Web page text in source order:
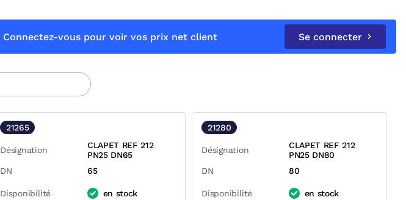
vous pour voir vos prix net client Se connecter
21265
Désignation
CLAPET REF 212
PN25 DN65
DN
65
Disponibilité en stock
21280
Désignation
CLAPET REF 212
PN25 DN80
DN
80
Disponibilité en stock